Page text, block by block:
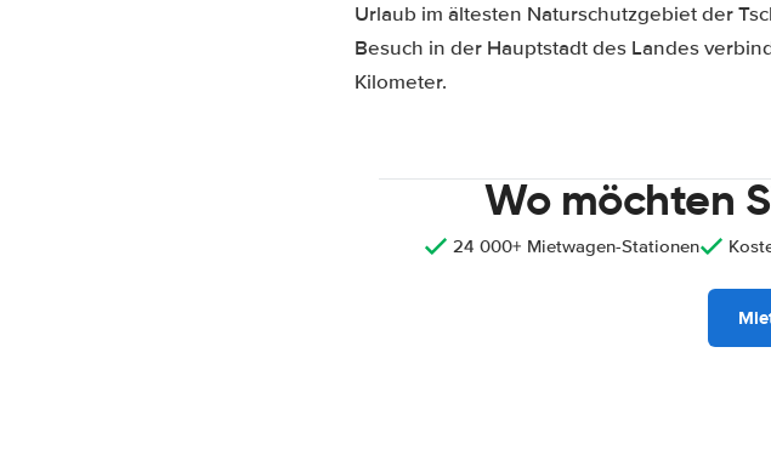
Urlaub im ältesten Naturschutzgebiet der
Besuch in der Hauptstadt des Landes
Kilometer.
Wo möchten
24 000+ Mietwagen-Stationen